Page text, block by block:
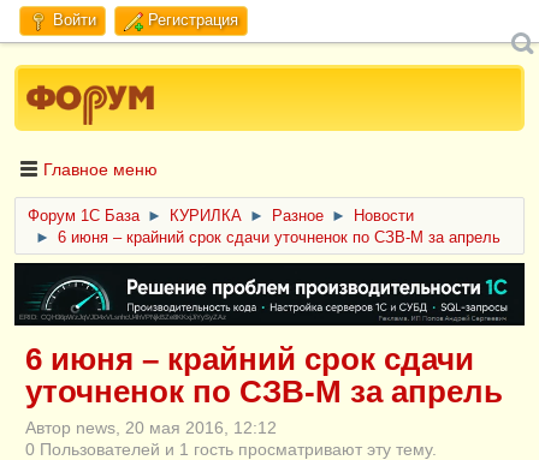
Войти Регистрация
Главное меню
Форум 1C База ► КУРИЛКА ► Разное ►
Новости
►
6 июня – крайний срок сдачи уточненок по СЗВ-М за апрель
ERID: CQH36pWzJqVJD4xVLsnhcU4hVPNjkBZe8KKxjJiYySyZAz
6 июня – крайний срок сдачи
уточненок по СЗВ-М за апрель
Автор news, 20 мая 2016, 12:12
0 Пользователей и 1 гость просматривают эту тему.